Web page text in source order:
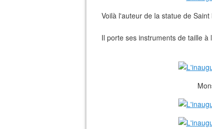
Voilà l'auteur de la statue de
Il porte ses instruments de taille à